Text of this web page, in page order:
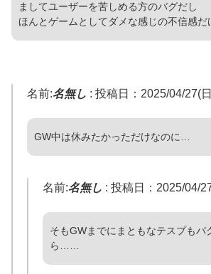
ましてユーザーを苦しめる方のバグだし
ほんとゲームとしてダメな感じの不信感だ
名前:名無し : 投稿日：2025/04/27(
GW中は休みたかっただけなのに…
名前:名無し : 投稿日：2025/04/
そもGWまでにまともなテスプもバ
ら……